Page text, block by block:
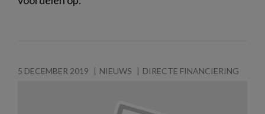
5 DECEMBER 2019 NIEUWS DIRECTE FINANCIERING